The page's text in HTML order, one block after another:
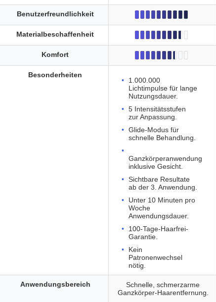
1.000.000
Lichtimpulse für lange
Nutzungsdauer.
5 Intensitätsstufen
zur Anpassung.
Glide-Modus für
schnelle Behandlung.
Ganzkörperanwendung
inklusive Gesicht.
Sichtbare Resultate
ab der 3. Anwendung.
Unter 10 Minuten pro
Woche
Anwendungsdauer.
100-Tage-Haarfrei-
Garantie.
Kein
Patronenwechsel
nötig.
Schnelle, schmerzarme
Ganzkörper-Haarentfernung.
Benutzerfreundlichkeit
Materialbeschaffenheit
Komfort
Besonderheiten
Anwendungsbereich